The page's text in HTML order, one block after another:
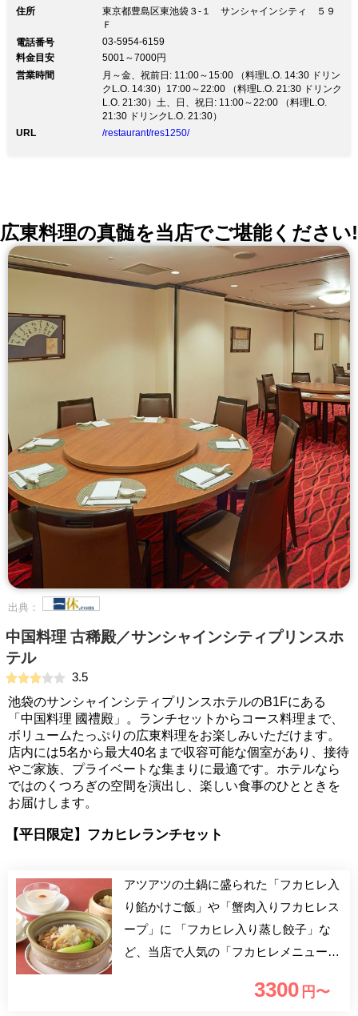
待ちしておりますソーシャルディスタンスの確保、安全
面・衛生面に配慮し営業致します。 テーブルの間引
日の会食や接待におすすめ 刺身・握り・季節料理を贅
沢に盛り込んだ「おまかせコース」 ◎記念日デートを
盛り上げる絶景 目の前に広がる素晴らしい眺望に会話
も弾む 席のみのご予約も承ります ◎お好みや目的に合
わせて… にぎり1カンからご注文可能なにぎり、お得な
セット、ご宴会コースをご用意 旬の食材に舌鼓「永楽
コース」 ★お昼の鮨コース ★テーブル 26席 カウンタ
住所
東京都豊島区東池袋３-１ サンシャインシティ ５９
Ｆ
電話番号
03-5954-6159
料金目安
5001～7000円
営業時間
月～金、祝前日: 11:00～15:00 （料理L.O. 14:30 ドリン
クL.O. 14:30）17:00～22:00 （料理L.O. 21:30 ドリンク
L.O. 21:30）土、日、祝日: 11:00～22:00 （料理L.O.
21:30 ドリンクL.O. 21:30）
URL
/restaurant/res1250/
広東料理の真髄を当店でご堪能ください!
出典：
中国料理 古稀殿／サンシャインシティプリンスホ
テル
3.5
池袋のサンシャインシティプリンスホテルのB1Fにある
「中国料理 國禮殿」。ランチセットからコース料理まで、
ボリュームたっぷりの広東料理をお楽しみいただけます。
店内には5名から最大40名まで収容可能な個室があり、接待
やご家族、プライベートな集まりに最適です。ホテルなら
ではのくつろぎの空間を演出し、楽しい食事のひとときを
お届けします。
【平日限定】フカヒレランチセット
アツアツの土鍋に盛られた「フカヒレ入
り餡かけご飯」や「蟹肉入りフカヒレス
ープ」に 「フカヒレ入り蒸し餃子」な
ど、当店で人気の「フカヒレメニュー」
らではの落ち着いた空間で、ごゆっくり
3300 円〜